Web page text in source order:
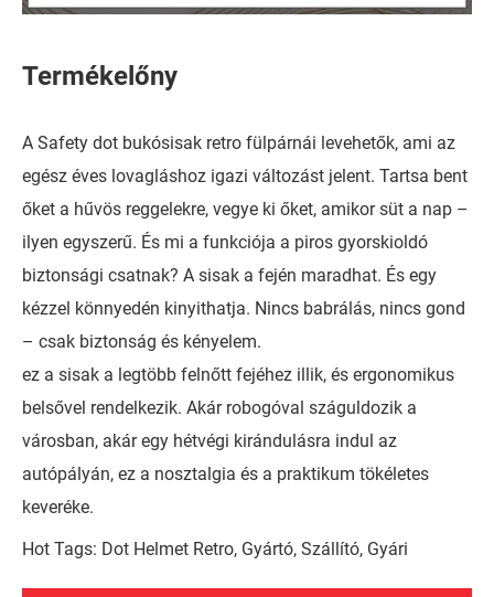
Termékelőny
A Safety dot bukósisak retro fülpárnái levehetők, ami az
egész éves lovagláshoz igazi változást jelent. Tartsa bent
őket a hűvös reggelekre, vegye ki őket, amikor süt a nap –
ilyen egyszerű. És mi a funkciója a piros gyorskioldó
biztonsági csatnak? A sisak a fején maradhat. És egy
kézzel könnyedén kinyithatja. Nincs babrálás, nincs gond
– csak biztonság és kényelem.
ez a sisak a legtöbb felnőtt fejéhez illik, és ergonomikus
belsővel rendelkezik. Akár robogóval száguldozik a
városban, akár egy hétvégi kirándulásra indul az
autópályán, ez a nosztalgia és a praktikum tökéletes
keveréke.
Hot Tags: Dot Helmet Retro, Gyártó, Szállító, Gyári